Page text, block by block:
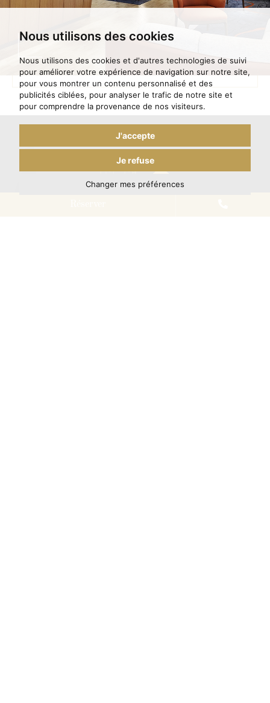
Nous utilisons des cookies
Nous utilisons des cookies et d'autres technologies de suivi
pour améliorer votre expérience de navigation sur notre site,
pour vous montrer un contenu personnalisé et des
publicités ciblées, pour analyser le trafic de notre site et
pour comprendre la provenance de nos visiteurs.
J'accepte
Je refuse
Changer mes préférences